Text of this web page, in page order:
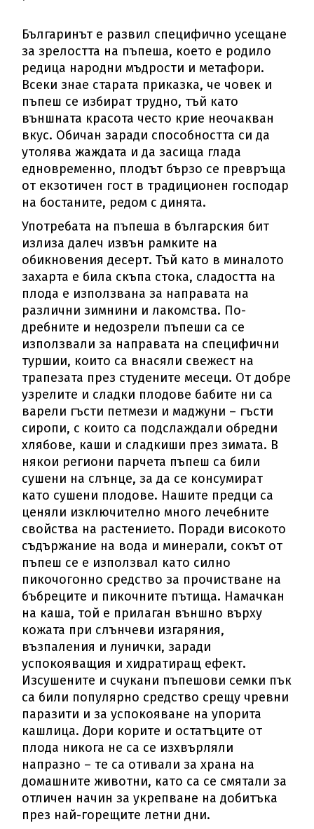
Българинът е развил специфично усещане
за зрелостта на пъпеша, което е родило
редица народни мъдрости и метафори.
Всеки знае старата приказка, че човек и
пъпеш се избират трудно, тъй като
външната красота често крие неочакван
вкус. Обичан заради способността си да
утолява жаждата и да засища глада
едновременно, плодът бързо се превръща
от екзотичен гост в традиционен господар
на бостаните, редом с динята.
Употребата на пъпеша в българския бит
излиза далеч извън рамките на
обикновения десерт. Тъй като в миналото
захарта е била скъпа стока, сладостта на
плода е използвана за направата на
различни зимнини и лакомства. По-
дребните и недозрели пъпеши са се
използвали за направата на специфични
туршии, които са внасяли свежест на
трапезата през студените месеци. От добре
узрелите и сладки плодове бабите ни са
варели гъсти петмези и маджуни – гъсти
сиропи, с които са подслаждали обредни
хлябове, каши и сладкиши през зимата. В
някои региони парчета пъпеш са били
сушени на слънце, за да се консумират
като сушени плодове. Нашите предци са
ценяли изключително много лечебните
свойства на растението. Поради високото
съдържание на вода и минерали, сокът от
пъпеш се е използвал като силно
пикочогонно средство за прочистване на
бъбреците и пикочните пътища. Намачкан
на каша, той е прилаган външно върху
кожата при слънчеви изгаряния,
възпаления и лунички, заради
успокояващия и хидратиращ ефект.
Изсушените и счукани пъпешови семки пък
са били популярно средство срещу чревни
паразити и за успокояване на упорита
кашлица. Дори корите и остатъците от
плода никога не са се изхвърляли
напразно – те са отивали за храна на
домашните животни, като са се смятали за
отличен начин за укрепване на добитъка
през най-горещите летни дни.